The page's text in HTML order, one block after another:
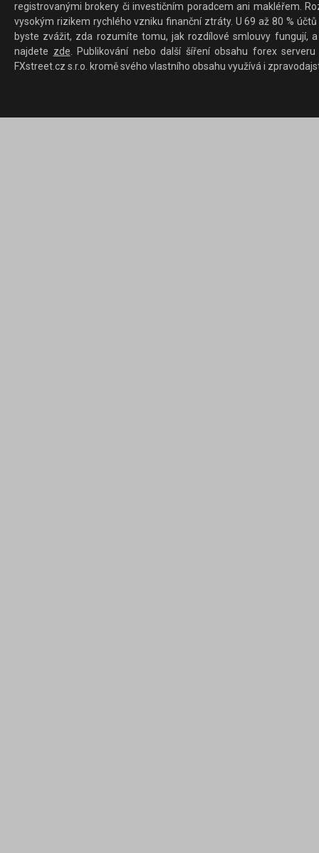
registrovanými brokery či investičním poradcem ani makléřem.
vysokým rizikem rychlého vzniku finanční ztráty. U 69 až 80 %
byste zvážit, zda rozumíte tomu, jak rozdílové smlouvy fungují,
najdete zde. Publikování nebo další šíření obsahu forex
FXstreet.cz s.r.o. kromě svého vlastního obsahu využívá i